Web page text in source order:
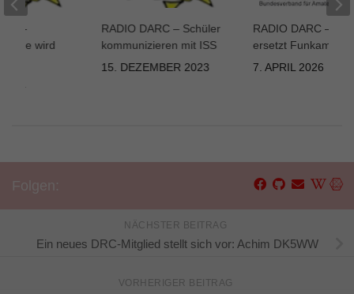
RADIO DARC – Schüler
kommunizieren mit ISS
15. DEZEMBER 2023
RADIO DARC –
ersetzt
7. APRIL 2026
–
Erde wird
NÄCHSTER BEITRAG
Ein neues DRC-Mitglied stellt sich vor: Achim DK5WW
VORHERIGER BEITRAG